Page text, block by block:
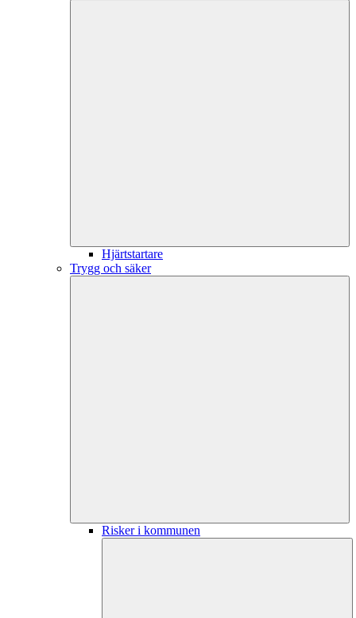
Hjärtstartare
Trygg och säker
Risker i kommunen